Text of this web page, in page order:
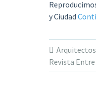
y Ciudad
Arquitectos
Revista Entre